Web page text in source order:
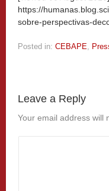
https://
sobre-perspectivas-
Posted in: CEBAPE,
Leave a Reply
Your email address will